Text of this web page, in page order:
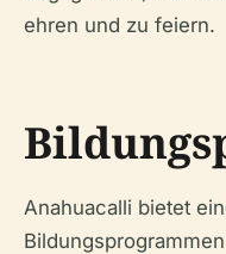
ehren und zu feiern.
Anahuacalli bietet